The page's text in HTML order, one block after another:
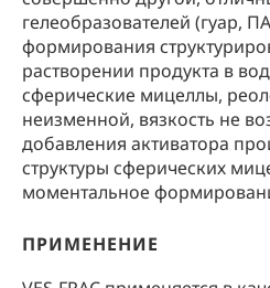
гелеобразователей (гуар,
формирования
растворении продукта в
сферические мицеллы,
неизменной, вязкость не
добавления активатора
структуры сферических
моментальное
ПРИМЕНЕНИЕ